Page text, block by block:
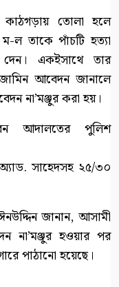
তোলা হলে
ল তাকে পাঁচটি হত্যা
দেন। একইসাথে তার
আবেদন জানালে
না’মঞ্জুর করা হয়।
আদালতের পুলিশ
সাহেদসহ ২৫/৩০
জানান, আসামী
হওয়ার পর
পাঠানো হয়েছে।